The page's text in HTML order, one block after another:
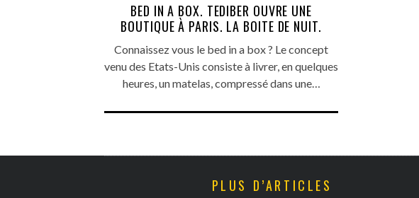
BED IN A BOX. TEDIBER OUVRE UNE
BOUTIQUE À PARIS. LA BOITE DE NUIT.
Connaissez vous le bed in a box ? Le concept
venu des Etats-Unis consiste à livrer, en quelques
heures, un matelas, compressé dans une…
PLUS D’ARTICLES